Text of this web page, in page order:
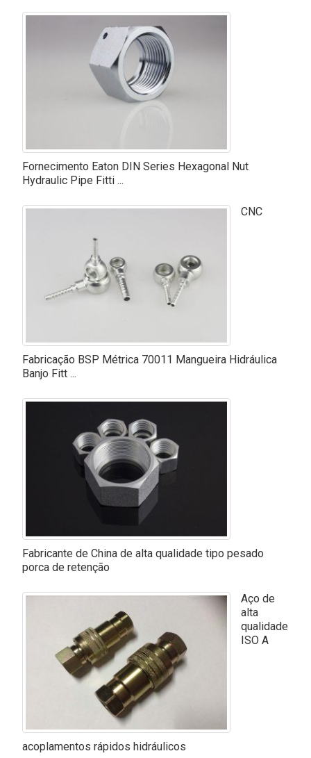
Fornecimento Eaton DIN Series Hexagonal Nut
Hydraulic Pipe Fitti ...
CNC
Fabricação BSP Métrica 70011 Mangueira Hidráulica
Banjo Fitt ...
Fabricante de China de alta qualidade tipo pesado
porca de retenção
Aço de
alta
qualidade
ISO A
acoplamentos rápidos hidráulicos